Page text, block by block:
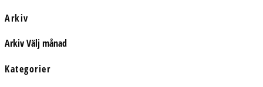
Arkiv
ArkivVälj månad
Kategorier